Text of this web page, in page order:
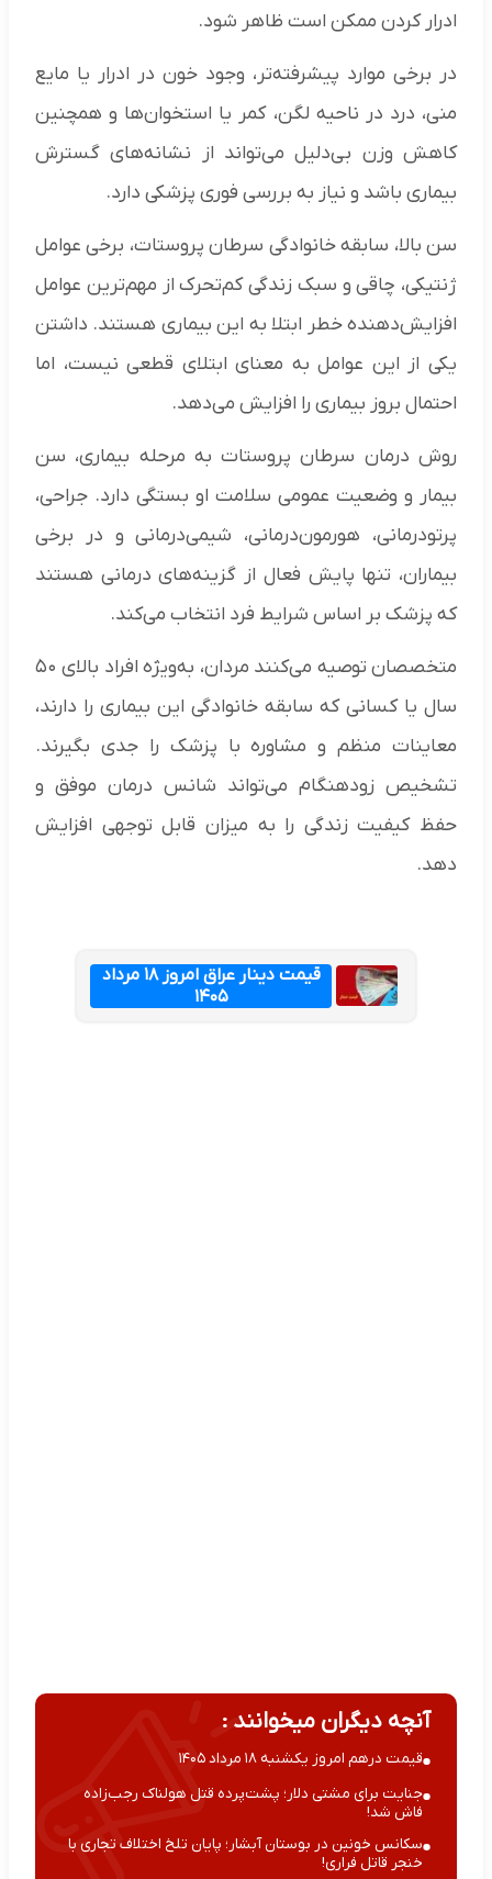
ادرار کردن ممکن است ظاهر شود.
در برخی موارد پیشرفته‌تر، وجود خون در ادرار یا مایع
منی، درد در ناحیه لگن، کمر یا استخوان‌ها و همچنین
کاهش وزن بی‌دلیل می‌تواند از نشانه‌های گسترش
بیماری باشد و نیاز به بررسی فوری پزشکی دارد.
سن بالا، سابقه خانوادگی سرطان پروستات، برخی عوامل
ژنتیکی، چاقی و سبک زندگی کم‌تحرک از مهم‌ترین عوامل
افزایش‌دهنده خطر ابتلا به این بیماری هستند. داشتن
یکی از این عوامل به معنای ابتلای قطعی نیست، اما
احتمال بروز بیماری را افزایش می‌دهد.
روش درمان سرطان پروستات به مرحله بیماری، سن
بیمار و وضعیت عمومی سلامت او بستگی دارد. جراحی،
پرتودرمانی، هورمون‌درمانی، شیمی‌درمانی و در برخی
بیماران، تنها پایش فعال از گزینه‌های درمانی هستند
که پزشک بر اساس شرایط فرد انتخاب می‌کند.
متخصصان توصیه می‌کنند مردان، به‌ویژه افراد بالای ۵۰
سال یا کسانی که سابقه خانوادگی این بیماری را دارند،
معاینات منظم و مشاوره با پزشک را جدی بگیرند.
تشخیص زودهنگام می‌تواند شانس درمان موفق و
حفظ کیفیت زندگی را به میزان قابل توجهی افزایش
دهد.
قیمت دینار عراق امروز ۱۸ مرداد
۱۴۰۵
آنچه دیگران میخوانند :
قیمت درهم امروز یکشنبه ۱۸ مرداد ۱۴۰۵
جنایت برای مشتی دلار؛ پشت‌پرده قتل هولناک رجب‌زاده
فاش شد!
سکانس خونین در بوستان آبشار؛ پایان تلخ اختلاف تجاری با
خنجر قاتل فراری!